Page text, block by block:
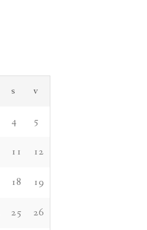
s v
4 5
11 12
18 19
25 26